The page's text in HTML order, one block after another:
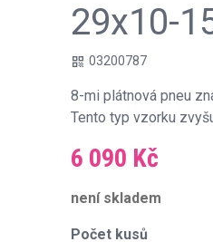
29x10-
qr_code 03200787
8-mi plátnová pneu
Tento typ vzorku
6 090 Kč
není skladem
Počet kusů